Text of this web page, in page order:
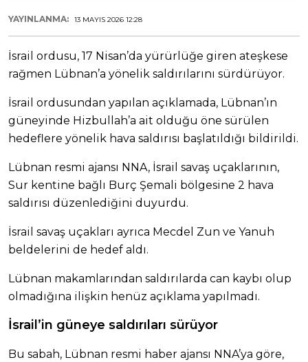
YAYINLANMA: 13 MAYIS 2026 12:28
İsrail ordusu, 17 Nisan’da yürürlüğe giren ateşkese
rağmen Lübnan’a yönelik saldırılarını sürdürüyor.
İsrail ordusundan yapılan açıklamada, Lübnan’ın
güneyinde Hizbullah’a ait olduğu öne sürülen
hedeflere yönelik hava saldırısı başlatıldığı bildirildi.
Lübnan resmi ajansı NNA, İsrail savaş uçaklarının,
Sur kentine bağlı Burç Şemali bölgesine 2 hava
saldırısı düzenlediğini duyurdu.
İsrail savaş uçakları ayrıca Mecdel Zun ve Yanuh
beldelerini de hedef aldı.
Lübnan makamlarından saldırılarda can kaybı olup
olmadığına ilişkin henüz açıklama yapılmadı.
İsrail’in güneye saldırıları sürüyor
Bu sabah, Lübnan resmi haber ajansı NNA’ya göre,